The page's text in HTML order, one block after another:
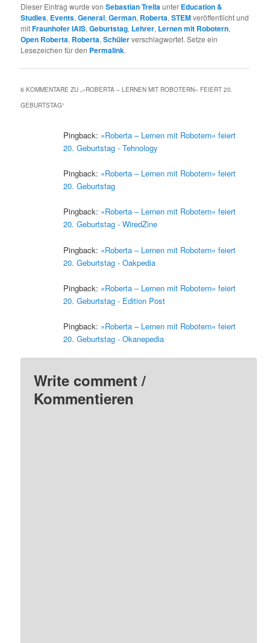
Dieser Eintrag wurde vonSebastian Trellaunter Education &
Studies, Events,General,German, Roberta,STEMveröffentlicht und
mitFraunhofer IAIS,Geburtstag, Lehrer, Lernen mit Robotern,
Open Roberta, Roberta,Schülerverschlagwortet. Setze ein
Lesezeichen für den Permalink.
6 KOMMENTARE ZU „»ROBERTA – LERNEN MIT ROBOTERN« FEIERT 20.
GEBURTSTAG“
Pingback: »Roberta – Lernen mit Robotern« feiert
20. Geburtstag - Tehnology
Pingback: »Roberta – Lernen mit Robotern« feiert
20. Geburtstag
Pingback: »Roberta – Lernen mit Robotern« feiert
20. Geburtstag - WiredZine
Pingback: »Roberta – Lernen mit Robotern« feiert
20. Geburtstag - Oakpedia
Pingback: »Roberta – Lernen mit Robotern« feiert
20. Geburtstag - Edition Post
Pingback: »Roberta – Lernen mit Robotern« feiert
20. Geburtstag - Okanepedia
Write comment /
Kommentieren